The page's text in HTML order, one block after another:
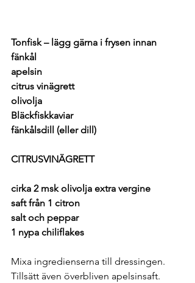
Tonfisk – lägg gärna i frysen innan
fänkål
apelsin
citrus vinägrett
olivolja
Bläckfiskkaviar
fänkålsdill (eller dill)
CITRUSVINÄGRETT
cirka 2 msk olivolja extra vergine
saft från 1 citron
salt och peppar
1 nypa chiliflakes
Mixa ingredienserna till dressingen.
Tillsätt även överbliven apelsinsaft.